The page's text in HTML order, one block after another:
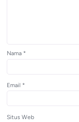
Nama *
Email *
Situs Web